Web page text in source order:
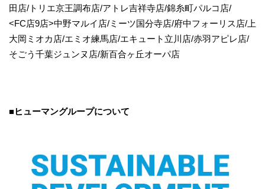
田店/トリエ京王調布店/アトレ吉祥寺店/錦糸町パルコ店/
<FC店9店>中野マルイ店/ミーツ国分寺店/府中フォーリス店/上
大岡ミオカ店/エミオ練馬店/エキュート立川店/赤羽アピレ店/
そごう千葉ジュンヌ店/新百合ヶ丘オーパ店
■ヒューマングループについて